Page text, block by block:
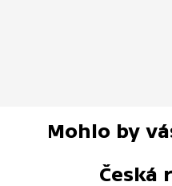
Mohlo by
Česká